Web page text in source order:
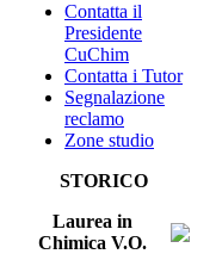
Contatta il
Presidente
CuChim
Contatta i Tutor
Segnalazione
reclamo
Zone studio
STORICO
Laurea in
Chimica V.O.